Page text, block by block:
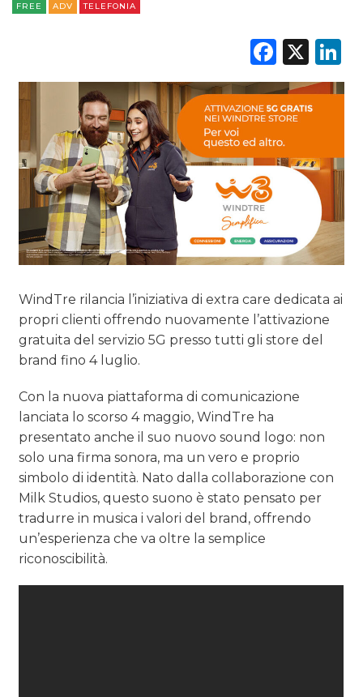
NORMATIVE
TREND
CASE HISTORY
OPINIONI
FREE ADV TELEFONIA
X
WindTre rilancia l’iniziativa di extra care dedicata ai
propri clienti offrendo nuovamente l’attivazione
gratuita del servizio 5G presso tutti gli store del
brand fino 4 luglio.
Con la nuova piattaforma di comunicazione
lanciata lo scorso 4 maggio, WindTre ha
presentato anche il suo nuovo sound logo: non
solo una firma sonora, ma un vero e proprio
simbolo di identità. Nato dalla collaborazione con
Milk Studios, questo suono è stato pensato per
tradurre in musica i valori del brand, offrendo
un’esperienza che va oltre la semplice
riconoscibilità.